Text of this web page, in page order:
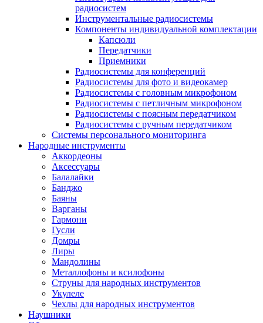
радиосистем
Инструментальные радиосистемы
Компоненты индивидуальной комплектации
Капсюли
Передатчики
Приемники
Радиосистемы для конференций
Радиосистемы для фото и видеокамер
Радиосистемы с головным микрофоном
Радиосистемы с петличным микрофоном
Радиосистемы с поясным передатчиком
Радиосистемы с ручным передатчиком
Системы персонального мониторинга
Народные инструменты
Аккордеоны
Аксессуары
Балалайки
Банджо
Баяны
Варганы
Гармони
Гусли
Домры
Лиры
Мандолины
Металлофоны и ксилофоны
Струны для народных инструментов
Укулеле
Чехлы для народных инструментов
Наушники